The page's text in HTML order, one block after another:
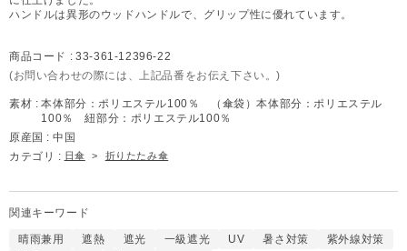
ハンドルは異形のウッドハンドルで、グリップ性に優れています。
商品コード : 33-361-12396-22
(お問い合わせの際には、上記品番をお伝え下さい。)
素材 : 本体部分：ポリエステル100％ （傘袋）本体部分：ポリエステル
100％ 紐部分：ポリエステル100％
原産国 : 中国
カテゴリ : 日傘 > 折りたたみ傘
関連キーワード
晴雨兼用 遮熱 遮光 一級遮光 UV 暑さ対策
紫外線対策